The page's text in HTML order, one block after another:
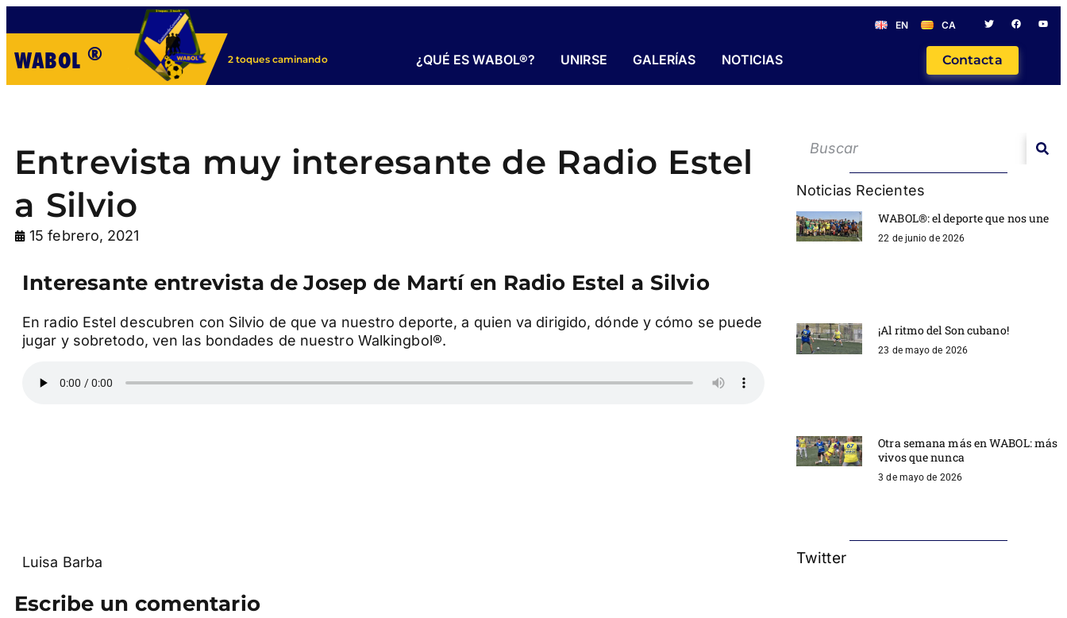
EN CA
WABOL ® 2 toques caminando ¿QUÉ ES WABOL®? UNIRSE GALERÍAS NOTICIAS Contacta
Entrevista muy interesante de Radio Estel
a Silvio
15 febrero, 2021
Interesante entrevista de Josep de Martí en Radio Estel a Silvio
En radio Estel descubren con Silvio de que va nuestro deporte, a quien va dirigido, dónde y cómo se puede
jugar y sobretodo, ven las bondades de nuestro Walkingbol®.
Luisa Barba
Escribe un comentario
Noticias Recientes
WABOL®: el deporte que nos une
22 de junio de 2026
¡Al ritmo del Son cubano!
23 de mayo de 2026
Otra semana más en WABOL: más
vivos que nunca
3 de mayo de 2026
Twitter